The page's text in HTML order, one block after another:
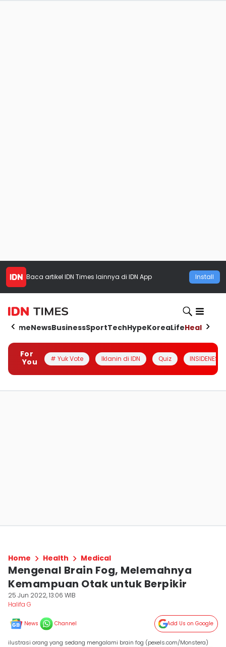
Baca artikel IDN Times lainnya di IDN App Install
HomeNewsBusinessSportTechHypeKoreaLifeHealth
For
You
# Yuk Vote Iklanin di IDN Quiz INSIDENESIA
Home Health Medical
Mengenal Brain Fog, Melemahnya
Kemampuan Otak untuk Berpikir
25 Jun 2022, 13:06 WIB
Halifa G
News Channel Add Us on Google
ilustrasi orang yang sedang mengalami brain fog (pexels.com/Monstera)